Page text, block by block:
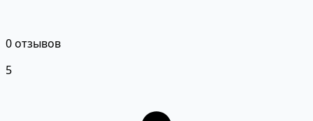
0 отзывов
5